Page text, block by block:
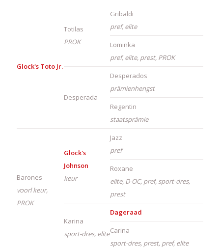
Glock's Toto Jr.
Totilas
PROK
Gribaldi
pref, elite
Lominka
pref, elite, prest, PROK
Desperada
Desperados
prämienhengst
Regentin
staatsprämie
Barones
voorl keur,
PROK
Glock's
Johnson
keur
Jazz
pref
Roxane
elite, D-OC, pref, sport-dres,
prest
Karina
sport-dres, elite
Dageraad
Carina
sport-dres, prest, pref, elite